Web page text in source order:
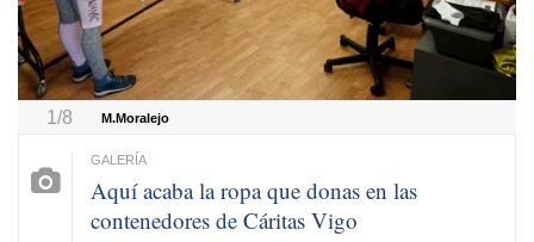
1/8 M.Moralejo
Aquí acaba la ropa que donas en las
contenedores de Cáritas Vigo